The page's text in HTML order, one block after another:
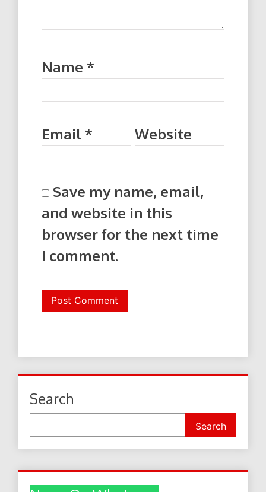
Name *
Email * Website
Save my name, email,
and website in this
browser for the next time
I comment.
Search
Search